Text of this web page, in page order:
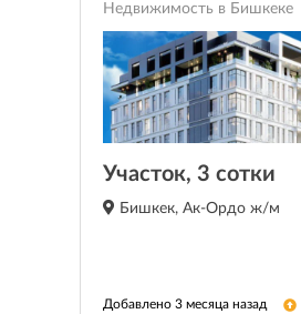
Недвижимость в Бишкеке
Участок, 3 сотки
Бишкек, Ак-Ордо ж/м
Добавлено 3 месяца назад